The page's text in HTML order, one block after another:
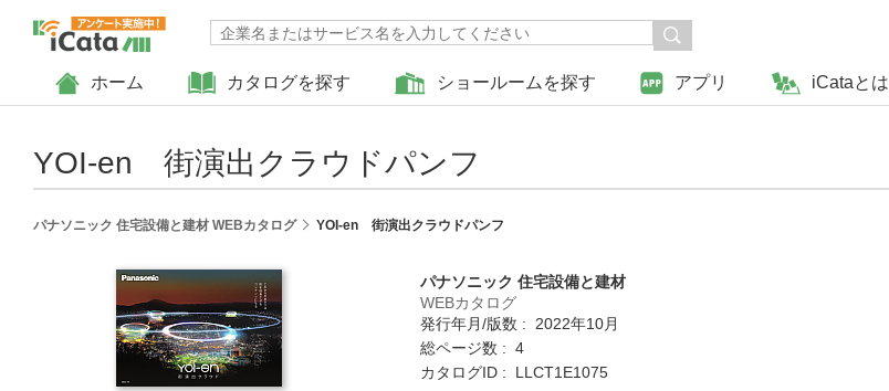
ホーム カタログを探す ショールームを探す アプリ iCataとは
YOI-en 街演出クラウドパンフ
パナソニック 住宅設備と建材 WEBカタログ YOI-en 街演出クラウドパンフ
パナソニック 住宅設備と建材
WEBカタログ
発行年月/版数 : 2022年10月
総ページ数 : 4
カタログID : LLCT1E1075